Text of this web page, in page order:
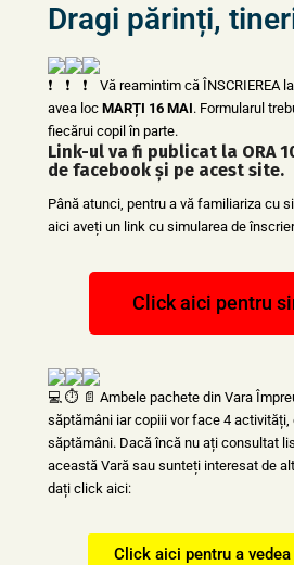
Dragi părinți,
Vă reamintim că ÎNSCRIEREA
avea loc MARȚI 16 MAI. Formularul
fiecărui copil în parte.
Link-ul va fi publicat la ORA
de facebook și pe acest site.
Până atunci, pentru a vă familiariza cu
aici aveți un link cu simularea de
Click aici pentru
Ambele pachete din Vara
săptămâni iar copiii vor face 4 activități,
săptămâni. Dacă încă nu ați consultat
această Vară sau sunteți interesat de
dați click aici:
Click aici pentru a